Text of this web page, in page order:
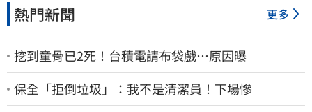
熱門新聞 更多
挖到童骨已2死！台積電請布袋戲…原因曝
保全「拒倒垃圾」：我不是清潔員！下場慘